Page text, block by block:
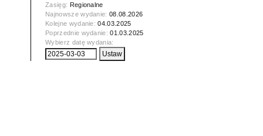
Zasięg: Regionalne
Najnowsze wydanie:08.08.2026
Kolejne wydanie:04.03.2025
Poprzednie wydanie:01.03.2025
Wybierz datę wydania: